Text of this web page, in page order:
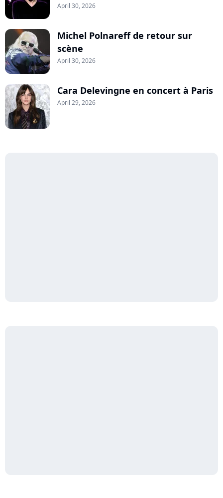
April 30, 2026
Michel Polnareff de retour sur
scène
April 30, 2026
Cara Delevingne en concert à Paris
April 29, 2026